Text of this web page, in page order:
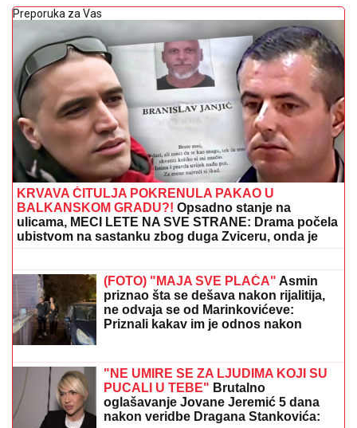
Preporuka za Vas
KRVAVA ČITULJA POKRENULA PAKAO U
BALKANSKOM GRADU?! Opsadno stanje na
ulicama, MECI LETE NA SVE STRANE: Drama počela
ubistvom na sastanku zbog duga Zviceru, onda je
usledio HAOS (FOTO)
BEOGRADUNaš sportista kupio kuću
od TRI MILIONA EVRA, a ne živi u
Srbiji: Ima privatan bazen i fitnes salu
ne odvaja se od Marinkovićeve:
Priznali kakav im je odnos nakon
skandala